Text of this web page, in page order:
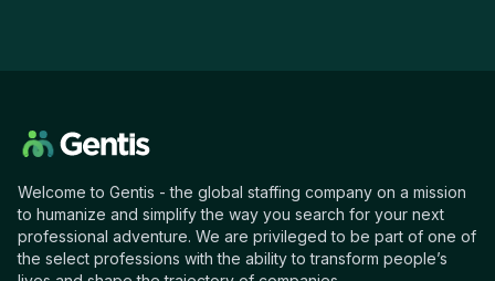
Welcome to Gentis - the global staffing company on a mission
to humanize and simplify the way you search for your next
professional adventure. We are privileged to be part of one of
the select professions with the ability to transform people’s